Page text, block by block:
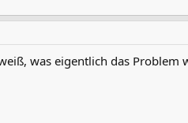
was eigentlich das Problem